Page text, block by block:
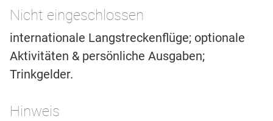
Nicht eingeschlossen
internationale Langstreckenflüge; optionale
Aktivitäten & persönliche Ausgaben;
Trinkgelder.
Hinweis